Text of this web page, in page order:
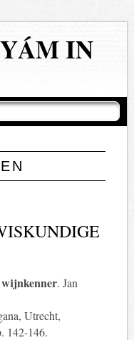
IN
. Jan
Utrecht,
142-146.